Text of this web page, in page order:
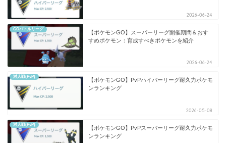
2026-06-24
GOバトルリーグ
【ポケモンGO】スーパーリーグ開催期間＆おす
すめポケモン：育成すべきポケモンを紹介
2026-06-24
対人戦(PvP)
【ポケモンGO】PvPハイパーリーグ耐久力ポケモ
ンランキング
2026-05-08
対人戦(PvP)
【ポケモンGO】PvPスーパーリーグ耐久力ポケモ
ンランキング